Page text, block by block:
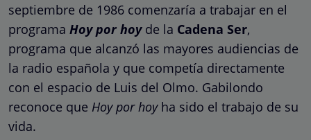
septiembre de 1986 comenzaría a trabajar en el
programa Hoy por hoyde la Cadena Ser,
programa que alcanzó las mayores audiencias de
la radio española y que competía directamente
con el espacio de Luis del Olmo. Gabilondo
reconoce que Hoy por hoyha sido el trabajo de su
vida.